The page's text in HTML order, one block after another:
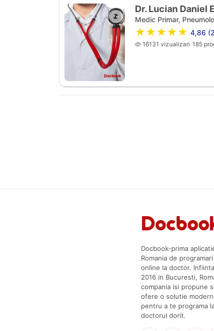
Dr. Lucian Daniel
Medic Primar,
★★★★★ 4,86
16131 vizualizari 185
Docbook-prima
Romania de programari
online la doctor.
2016 in Bucuresti,
compania isi propune
ofere o solutie
pentru a te programa
doctorul dorit.